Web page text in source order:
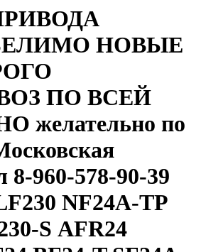
НОВЫЕ
ПО ВСЕЙ
желательно по
8-960-578-90-39
NF24A-TP
S АFR24